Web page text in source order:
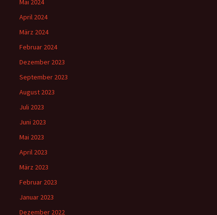
Mai 2024
April 2024
März 2024
Februar 2024
Dezember 2023
September 2023
August 2023
Juli 2023
Juni 2023
Mai 2023
April 2023
März 2023
Februar 2023
Januar 2023
Dezember 2022